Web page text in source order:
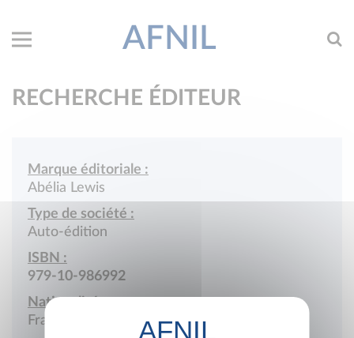
AFNIL
RECHERCHE ÉDITEUR
Marque éditoriale :
Abélia Lewis
Type de société :
Auto-édition
ISBN :
979-10-986992
Nationalité :
France